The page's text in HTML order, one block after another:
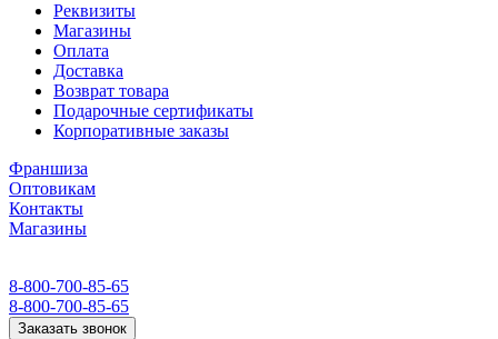
Реквизиты
Магазины
Оплата
Доставка
Возврат товара
Подарочные сертификаты
Корпоративные заказы
Франшиза
Оптовикам
Контакты
Магазины
8-800-700-85-65
8-800-700-85-65
Заказать звонок